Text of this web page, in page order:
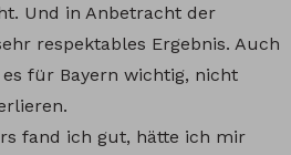
Und in Anbetracht der
respektables Ergebnis. Auch
für Bayern wichtig, nicht
fand ich gut, hätte ich mir